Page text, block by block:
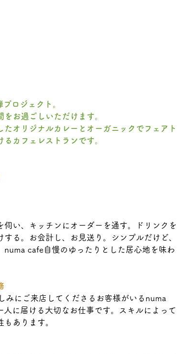
ロジェクト。
お過ごしいただけます。
オリジナルカレーとオーガニックでフェアト
カフェレストランです。
い、キッチンにオーダーを通す。ドリンクを
る。お会計し、お見送り。シンプルだけど、
cafe自慢のゆったりとした居心地を味わ
みにご来店してくださるお客様がいるnuma
に届ける大切なお仕事です。スキルによって
あります。